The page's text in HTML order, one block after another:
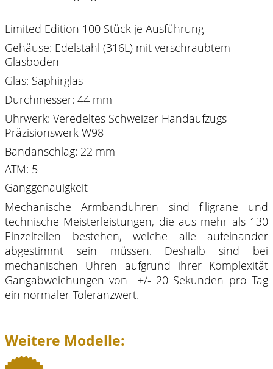
Limited Edition 100 Stück je Ausführung
Gehäuse: Edelstahl (316L) mit verschraubtem
Glasboden
Glas: Saphirglas
Durchmesser: 44 mm
Uhrwerk: Veredeltes Schweizer Handaufzugs-
Präzisionswerk W98
Bandanschlag: 22 mm
ATM: 5
Ganggenauigkeit
Mechanische Armbanduhren sind filigrane und
technische Meisterleistungen, die aus mehr als 130
Einzelteilen bestehen, welche alle aufeinander
abgestimmt sein müssen. Deshalb sind bei
mechanischen Uhren aufgrund ihrer Komplexität
Gangabweichungen von +/- 20 Sekunden pro Tag
ein normaler Toleranzwert.
Weitere Modelle: